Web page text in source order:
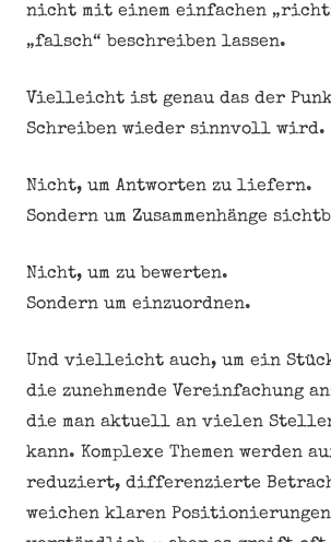
nicht mit einem einfachen
„falsch“ beschreiben lassen.
Vielleicht ist genau das der
Schreiben wieder sinnvoll wird.
Nicht, um Antworten zu liefern.
Sondern um Zusammenhänge
Nicht, um zu bewerten.
Sondern um einzuordnen.
Und vielleicht auch, um ein
die zunehmende Vereinfachung
die man aktuell an vielen
kann. Komplexe Themen werden
reduziert, differenzierte
weichen klaren